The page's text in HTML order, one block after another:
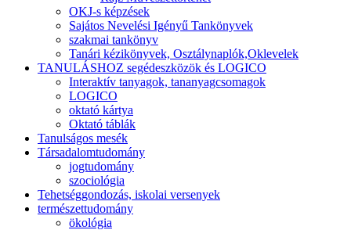
OKJ-s képzések
Sajátos Nevelési Igényű Tankönyvek
szakmai tankönyv
Tanári kézikönyvek, Osztálynaplók,Oklevelek
TANULÁSHOZ segédeszközök és LOGICO
Interaktív tanyagok, tananyagcsomagok
LOGICO
oktató kártya
Oktató táblák
Tanulságos mesék
Társadalomtudomány
jogtudomány
szociológia
Tehetséggondozás, iskolai versenyek
természettudomány
ökológia